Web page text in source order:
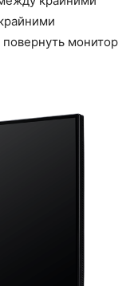
монитор